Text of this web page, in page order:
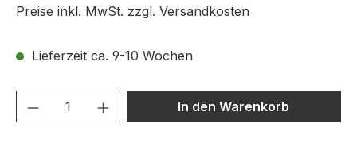
Preise inkl. MwSt. zzgl. Versandkosten
Lieferzeit ca. 9-10 Wochen
Produkt Anzahl: Gib denIn den Warenkorb